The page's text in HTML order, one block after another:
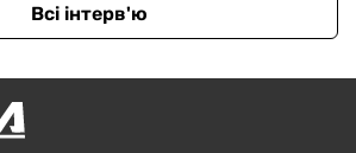
Всі інтерв'ю